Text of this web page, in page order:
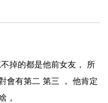
掉的都是他前女友， 所
會有第二 第三 ， 他肯定
，